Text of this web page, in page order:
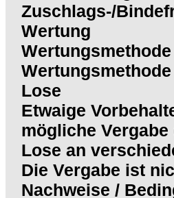
Zuschlags-/
Wertung
Lose
Etwaige
mögliche Vergabe
Lose an
Die Vergabe ist
Nachweise /